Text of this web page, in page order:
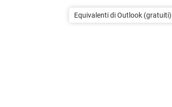
Equivalenti di Outlook (gratuiti)